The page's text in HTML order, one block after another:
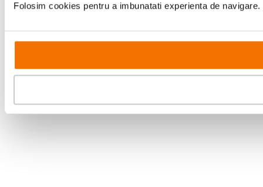
Folosim cookies pentru a imbunatati experienta de